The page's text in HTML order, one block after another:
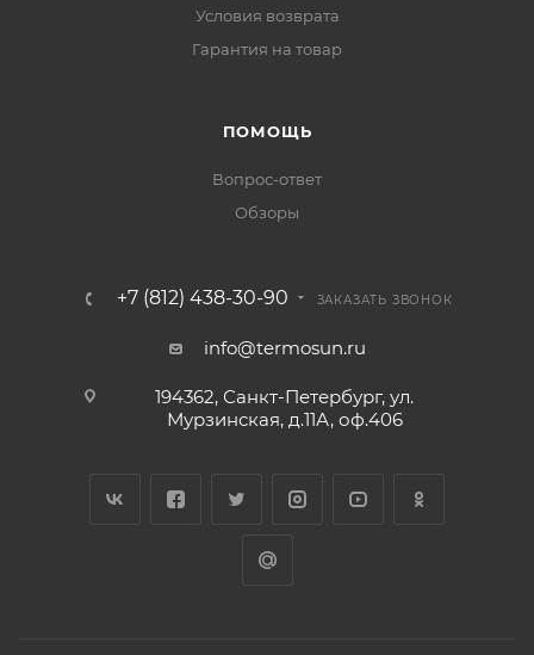
Условия возврата
Гарантия на товар
ПОМОЩЬ
Вопрос-ответ
Обзоры
+7 (812) 438-30-90 ЗАКАЗАТЬ ЗВОНОК
info@termosun.ru
194362, Санкт-Петербург, ул.
Мурзинская, д.11А, оф.406